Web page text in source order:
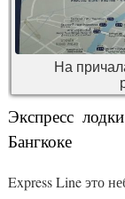
На
Экспресс
Бангкоке
Express Line это